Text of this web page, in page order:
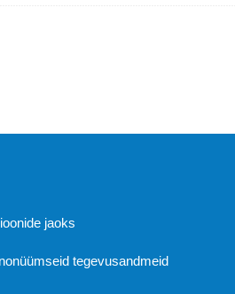
jaoks
tegevusandmeid